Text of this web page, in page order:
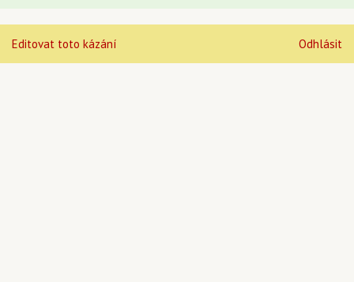
Editovat toto kázání Odhlásit